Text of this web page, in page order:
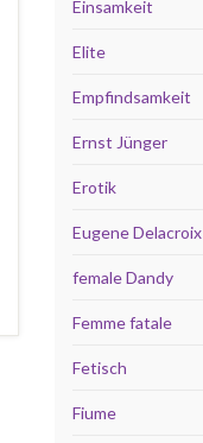
Einsamkeit
Elite
Empfindsamkeit
Ernst Jünger
Erotik
Eugene Delacroix
female Dandy
Femme fatale
Fetisch
Fiume